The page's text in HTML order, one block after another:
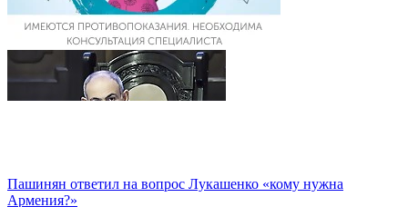
Пашинян ответил на вопрос Лукашенко «кому нужна
Армения?»